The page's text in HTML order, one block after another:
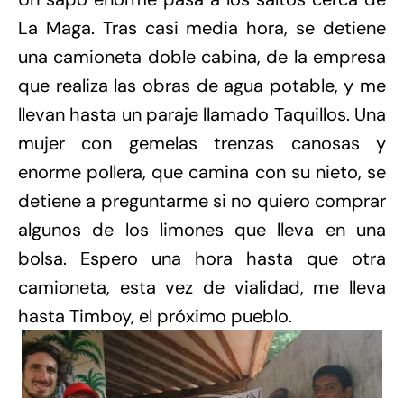
La Maga. Tras casi media hora, se detiene
una camioneta doble cabina, de la empresa
que realiza las obras de agua potable, y me
llevan hasta un paraje llamado Taquillos. Una
mujer con gemelas trenzas canosas y
enorme pollera, que camina con su nieto, se
detiene a preguntarme si no quiero comprar
algunos de los limones que lleva en una
bolsa. Espero una hora hasta que otra
camioneta, esta vez de vialidad, me lleva
hasta Timboy, el próximo pueblo.